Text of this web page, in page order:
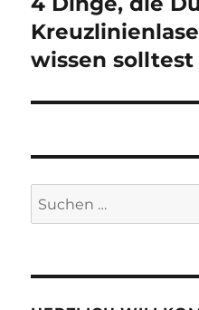
wissen solltest
Suche
nach: